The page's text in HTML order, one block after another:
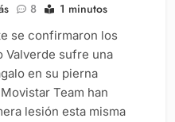
8 1 minutos
se confirmaron los
Valverde sufre una
en su pierna
Team han
lesión esta misma